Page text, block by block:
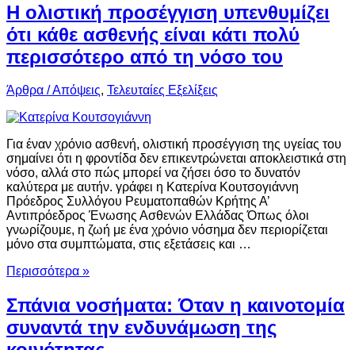
Η ολιστική προσέγγιση υπενθυμίζει
ότι κάθε ασθενής είναι κάτι πολύ
περισσότερο από τη νόσο του
Άρθρα / Απόψεις, Τελευταίες Εξελίξεις
Για έναν χρόνιο ασθενή, ολιστική προσέγγιση της υγείας του
σημαίνει ότι η φροντίδα δεν επικεντρώνεται αποκλειστικά στη
νόσο, αλλά στο πώς μπορεί να ζήσει όσο το δυνατόν
καλύτερα με αυτήν. γράφει η Κατερίνα Κουτσογιάννη
Πρόεδρος Συλλόγου Ρευματοπαθών Κρήτης Α’
Αντιπρόεδρος Ένωσης Ασθενών Ελλάδας Όπως όλοι
γνωρίζουμε, η ζωή με ένα χρόνιο νόσημα δεν περιορίζεται
μόνο στα συμπτώματα, στις εξετάσεις και …
Περισσότερα »
Σπάνια νοσήματα: Όταν η καινοτομία
συναντά την ενδυνάμωση της